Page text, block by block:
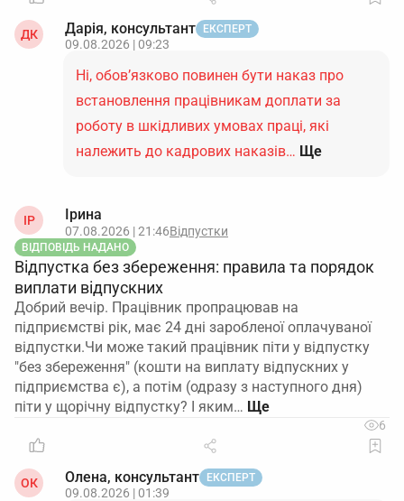
ДК Дарія, консультант ЕКСПЕРТ
09.08.2026 | 09:23
Ні, обов’язково повинен бути наказ про
встановлення працівникам доплати за
роботу в шкідливих умовах праці, які
належить до кадрових наказів… Ще
ІР Ірина
07.08.2026 | 21:46Відпустки
ВІДПОВІДЬ НАДАНО
Відпустка без збереження: правила та порядок
виплати відпускних
Добрий вечір. Працівник пропрацював на
підприємстві рік, має 24 дні заробленої оплачуваної
відпустки.Чи може такий працівник піти у відпустку
"без збереження" (кошти на виплату відпускних у
підприємства є), а потім (одразу з наступного дня)
піти у щорічну відпустку? І яким…
6
ОК Олена, консультант ЕКСПЕРТ
09.08.2026 | 01:39